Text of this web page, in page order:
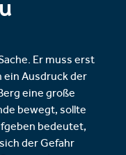
Er muss erst
ein Ausdruck der
eine große
bewegt, sollte
bedeutet,
der Gefahr